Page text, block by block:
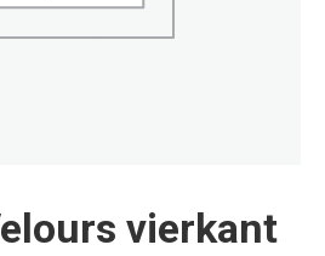
vierkant